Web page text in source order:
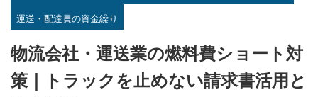
運送・配達員の資金繰り
物流会社・運送業の燃料費ショート対
策｜トラックを止めない請求書活用と